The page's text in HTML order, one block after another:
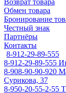
Возврат товара
Обмен товара
Бронирование
Честный знак
Партнёры
Контакты
8-912-29-89-555
8-912-29-89-555
8-908-90-90-920
Сурикова, 37
8-950-20-55-2-55